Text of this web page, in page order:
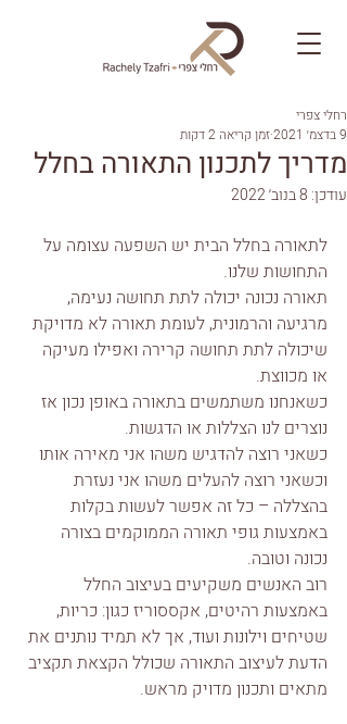
מדריך לתכנון התאורה בחלל
רחלי צפרי
9 בדצמ׳ 2021
זמן קריאה 2 דקות
עודכן: 8 בנוב׳ 2022
לתאורה בחלל הבית יש השפעה עצומה על
התחושות שלנו.
תאורה נכונה יכולה לתת תחושה נעימה,
מרגיעה והרמונית, לעומת תאורה לא מדויקת
שיכולה לתת תחושה קרירה ואפילו מעיקה
או מכווצת.
כשאנחנו משתמשים בתאורה באופן נכון אז
נוצרים לנו הצללות או הדגשות.
כשאני רוצה להדגיש משהו אני מאירה אותו
וכשאני רוצה להעלים משהו אני נעזרת
בהצללה – כל זה אפשר לעשות בקלות
באמצעות גופי תאורה הממוקמים בצורה
נכונה וטובה.
רוב האנשים משקיעים בעיצוב החלל
באמצעות רהיטים, אקססוריז כגון: כריות,
שטיחים וילונות ועוד, אך לא תמיד נותנים את
הדעת לעיצוב התאורה שכולל הקצאת תקציב
מתאים ותכנון מדויק מראש.